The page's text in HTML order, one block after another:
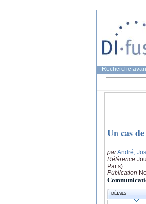
Recherche
Un cas
parAndré,
Référence
Paris)
Publication
DÉTAILS